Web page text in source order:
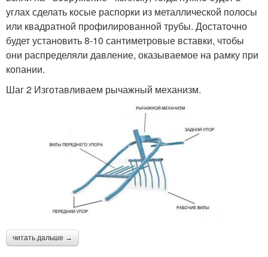
углах сделать косые распорки из металлической полосы
или квадратной профилированной трубы. Достаточно
будет установить 8-10 сантиметровые вставки, чтобы
они распределяли давление, оказываемое на рамку при
копании.
Шаг 2 Изготавливаем рычажный механизм.
читать дальше →